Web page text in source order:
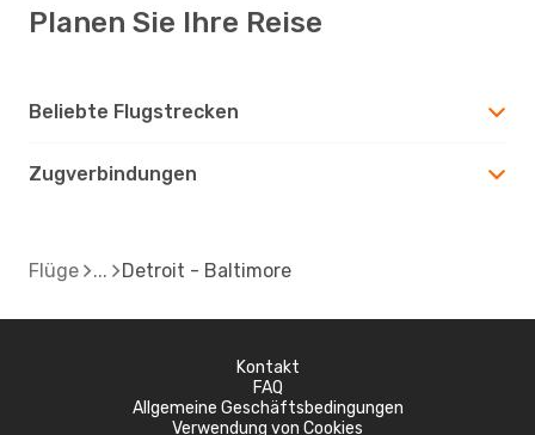
Planen Sie Ihre Reise
Beliebte Flugstrecken
Zugverbindungen
Flüge Detroit - Baltimore
Kontakt
FAQ
Allgemeine Geschäftsbedingungen
Verwendung von Cookies